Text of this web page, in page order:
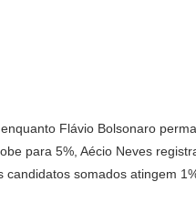
Flávio Bolsonaro
para 5%, Aécio Neves
somados atingem